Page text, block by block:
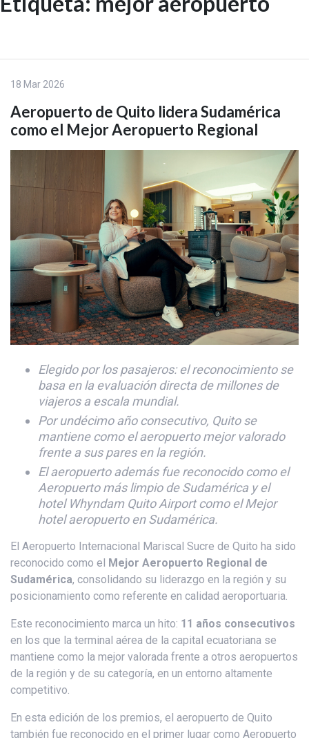
Skip
18 Mar 2026
Aeropuerto de Quito lidera Sudamérica
como el Mejor Aeropuerto Regional
Elegido por los pasajeros: el reconocimiento se
basa en la evaluación directa de millones de
viajeros a escala mundial.
Por undécimo año consecutivo, Quito se
mantiene como el aeropuerto mejor valorado
frente a sus pares en la región.
El aeropuerto además fue reconocido como el
Aeropuerto más limpio de Sudamérica y el
hotel Whyndam Quito Airport como el Mejor
hotel aeropuerto en Sudamérica.
El Aeropuerto Internacional Mariscal Sucre de Quito ha sido
reconocido como el Mejor Aeropuerto Regional de
Sudamérica, consolidando su liderazgo en la región y su
posicionamiento como referente en calidad aeroportuaria.
Este reconocimiento marca un hito: 11 años consecutivos
en los que la terminal aérea de la capital ecuatoriana se
mantiene como la mejor valorada frente a otros aeropuertos
de la región y de su categoría, en un entorno altamente
competitivo.
En esta edición de los premios, el aeropuerto de Quito
también fue reconocido en el primer lugar como Aeropuerto